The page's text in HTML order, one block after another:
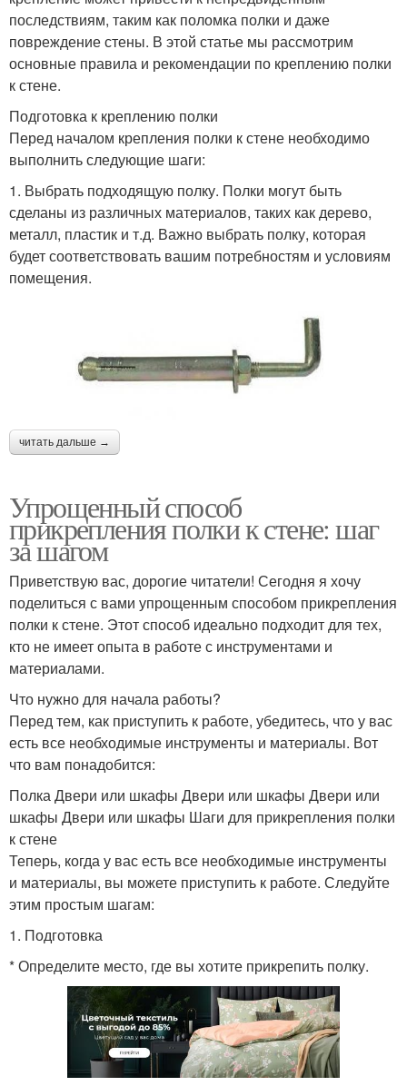
последствиям, таким как поломка полки и даже
повреждение стены. В этой статье мы рассмотрим
основные правила и рекомендации по креплению полки
к стене.
Подготовка к креплению полки
Перед началом крепления полки к стене необходимо
выполнить следующие шаги:
1. Выбрать подходящую полку. Полки могут быть
сделаны из различных материалов, таких как дерево,
металл, пластик и т.д. Важно выбрать полку, которая
будет соответствовать вашим потребностям и условиям
помещения.
читать дальше →
Упрощенный способ
прикрепления полки к стене: шаг
за шагом
Приветствую вас, дорогие читатели! Сегодня я хочу
поделиться с вами упрощенным способом прикрепления
полки к стене. Этот способ идеально подходит для тех,
кто не имеет опыта в работе с инструментами и
материалами.
Что нужно для начала работы?
Перед тем, как приступить к работе, убедитесь, что у вас
есть все необходимые инструменты и материалы. Вот
что вам понадобится:
Полка Двери или шкафы Двери или шкафы Двери или
шкафы Двери или шкафы Шаги для прикрепления полки
к стене
Теперь, когда у вас есть все необходимые инструменты
и материалы, вы можете приступить к работе. Следуйте
этим простым шагам:
1. Подготовка
* Определите место, где вы хотите прикрепить полку.